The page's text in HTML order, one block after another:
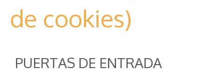
de cookies)
PUERTAS DE ENTRADA